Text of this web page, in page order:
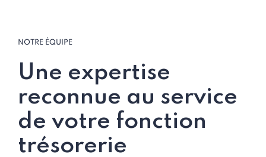
NOTRE ÉQUIPE
Une expertise
reconnue au service
de votre fonction
trésorerie